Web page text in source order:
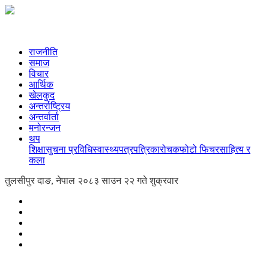
राजनीति
समाज
विचार
आर्थिक
खेलकुद
अन्तर्राष्ट्रिय
अन्तर्वार्ता
मनोरन्जन
थप
शिक्षासुचना प्रविधिस्वास्थ्यपत्रपत्रिकारोचकफोटो फिचरसाहित्य र
कला
तुलसीपुर दाङ, नेपाल २०८३ साउन २२ गते शुक्रवार